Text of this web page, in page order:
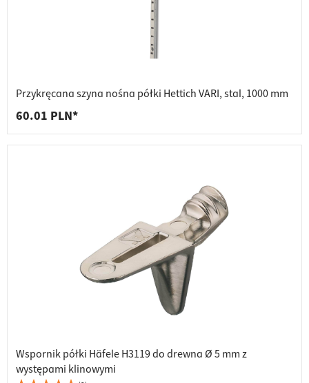
Przykręcana szyna nośna półki Hettich VARI, stal, 1000 mm
60.01 PLN*
Wspornik półki Häfele H3119 do drewna Ø 5 mm z
występami klinowymi